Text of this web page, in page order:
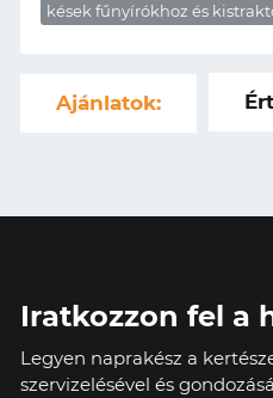
kések fűnyírókhoz és
Ajánlatok:
Iratkozzon fel a
Legyen naprakész a
szervizelésével és